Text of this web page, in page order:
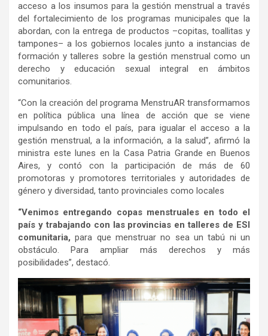
acceso a los insumos para la gestión menstrual a través
del fortalecimiento de los programas municipales que la
abordan, con la entrega de productos –copitas, toallitas y
tampones– a los gobiernos locales junto a instancias de
formación y talleres sobre la gestión menstrual como un
derecho y educación sexual integral en ámbitos
comunitarios.
“Con la creación del programa MenstruAR transformamos
en política pública una línea de acción que se viene
impulsando en todo el país, para igualar el acceso a la
gestión menstrual, a la información, a la salud”, afirmó la
ministra este lunes en la Casa Patria Grande en Buenos
Aires, y contó con la participación de más de 60
promotoras y promotores territoriales y autoridades de
género y diversidad, tanto provinciales como locales
“Venimos entregando copas menstruales en todo el
país y trabajando con las provincias en talleres de ESI
comunitaria,para que menstruar no sea un tabú ni un
obstáculo. Para ampliar más derechos y más
posibilidades”, destacó.